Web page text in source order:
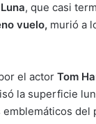
Luna, que casi
vuelo, murió a
el actor Tom
la superficie
emblemáticos del